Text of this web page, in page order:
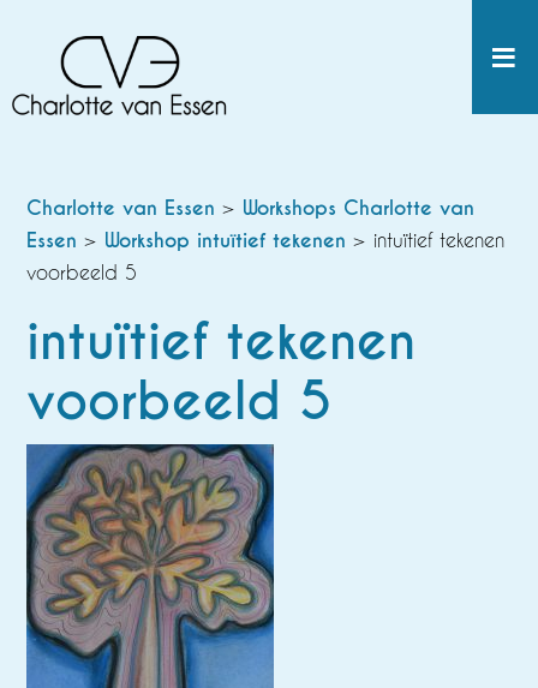
Charlotte van Essen > Workshops Charlotte van
Essen > Workshop intuïtief tekenen > intuïtief tekenen
voorbeeld 5
intuïtief tekenen
voorbeeld 5